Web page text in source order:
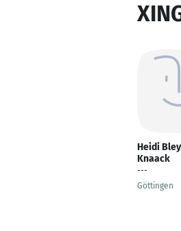
Heidi
Knaack
---
Göttingen